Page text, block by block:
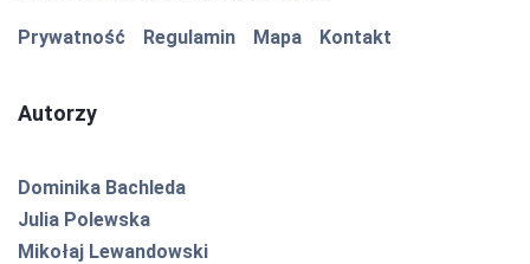
Prywatność Regulamin Mapa Kontakt
Autorzy
Dominika Bachleda
Julia Polewska
Mikołaj Lewandowski